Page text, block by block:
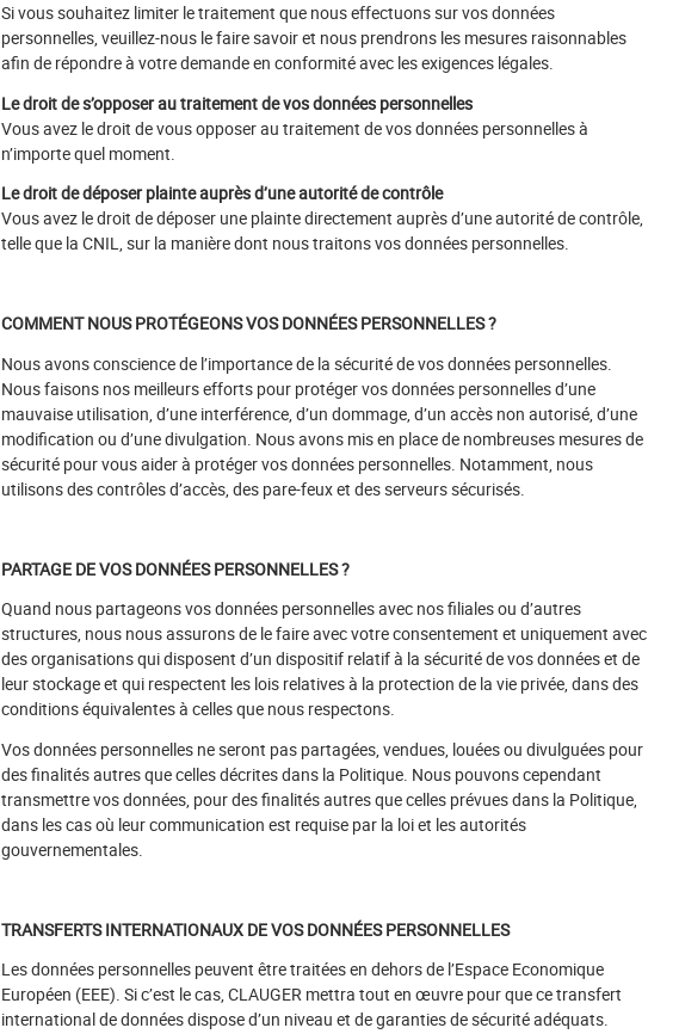
Si vous souhaitez limiter le traitement que nous effectuons sur vos données
personnelles, veuillez-nous le faire savoir et nous prendrons les mesures raisonnables
afin de répondre à votre demande en conformité avec les exigences légales.
Le droit de s’opposer au traitement de vos données personnelles
Vous avez le droit de vous opposer au traitement de vos données personnelles à
n’importe quel moment.
Le droit de déposer plainte auprès d’une autorité de contrôle
Vous avez le droit de déposer une plainte directement auprès d’une autorité de contrôle,
telle que la CNIL, sur la manière dont nous traitons vos données personnelles.
COMMENT NOUS PROTÉGEONS VOS DONNÉES PERSONNELLES ?
Nous avons conscience de l’importance de la sécurité de vos données personnelles.
Nous faisons nos meilleurs efforts pour protéger vos données personnelles d’une
mauvaise utilisation, d’une interférence, d’un dommage, d’un accès non autorisé, d’une
modification ou d’une divulgation. Nous avons mis en place de nombreuses mesures de
sécurité pour vous aider à protéger vos données personnelles. Notamment, nous
utilisons des contrôles d’accès, des pare-feux et des serveurs sécurisés.
PARTAGE DE VOS DONNÉES PERSONNELLES ?
Quand nous partageons vos données personnelles avec nos filiales ou d’autres
structures, nous nous assurons de le faire avec votre consentement et uniquement avec
des organisations qui disposent d’un dispositif relatif à la sécurité de vos données et de
leur stockage et qui respectent les lois relatives à la protection de la vie privée, dans des
conditions équivalentes à celles que nous respectons.
Vos données personnelles ne seront pas partagées, vendues, louées ou divulguées pour
des finalités autres que celles décrites dans la Politique. Nous pouvons cependant
transmettre vos données, pour des finalités autres que celles prévues dans la Politique,
dans les cas où leur communication est requise par la loi et les autorités
gouvernementales.
TRANSFERTS INTERNATIONAUX DE VOS DONNÉES PERSONNELLES
Les données personnelles peuvent être traitées en dehors de l’Espace Economique
Européen (EEE). Si c’est le cas, CLAUGER mettra tout en œuvre pour que ce transfert
international de données dispose d’un niveau et de garanties de sécurité adéquats.